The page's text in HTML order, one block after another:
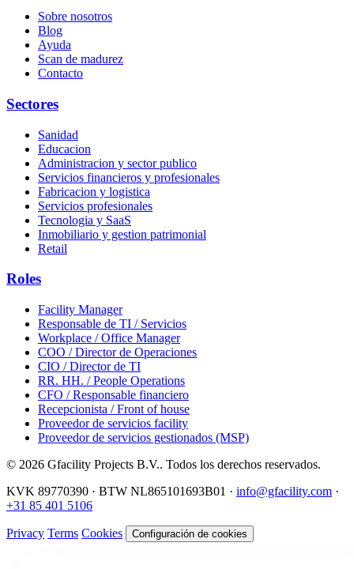
Sobre nosotros
Blog
Ayuda
Scan de madurez
Contacto
Sectores
Sanidad
Educacion
Administracion y sector publico
Servicios financieros y profesionales
Fabricacion y logistica
Servicios profesionales
Tecnologia y SaaS
Inmobiliario y gestion patrimonial
Retail
Roles
Facility Manager
Responsable de TI / Servicios
Workplace / Office Manager
COO / Director de Operaciones
CIO / Director de TI
RR. HH. / People Operations
CFO / Responsable financiero
Recepcionista / Front of house
Proveedor de servicios facility
Proveedor de servicios gestionados (MSP)
© 2026 Gfacility Projects B.V.. Todos los derechos reservados.
KVK 89770390 · BTW NL865101693B01 · info@gfacility.com ·
+31 85 401 5106
Privacy Terms Cookies Configuración de cookies